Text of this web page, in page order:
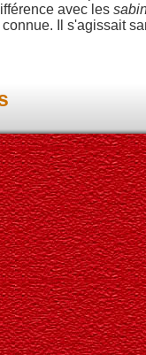
avec les
Il s'agissait